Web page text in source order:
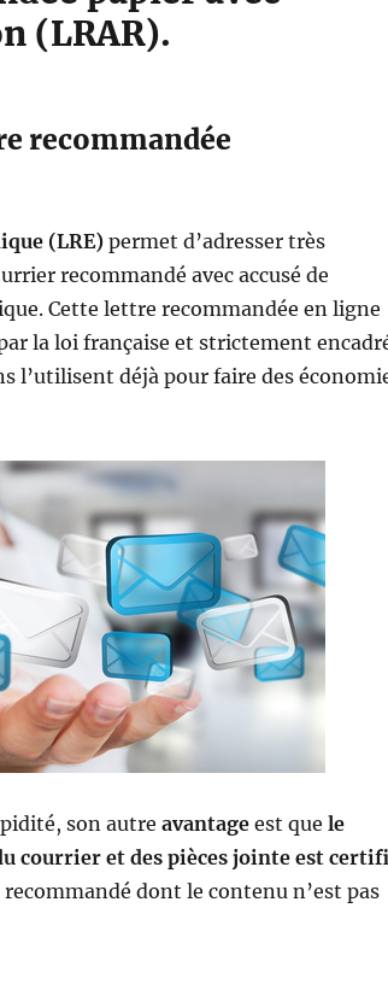
(LRAR).
recommandée
(LRE)permet d’adresser très
recommandé avec accusé de
Cette lettre recommandée en ligne
la loi française et strictement
l’utilisent déjà pour faire des
son autre avantageest que le
courrier et des pièces jointe est
dont le contenu n’est pas